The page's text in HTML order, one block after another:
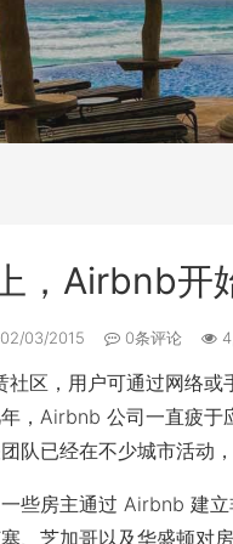
，Airbnb开
03/2015 0条评论
区，用户可通过网络
，Airbnb 公司一直疲
队已经在不少城市活动
些房主通过 Airbnb 建
、芝加哥以及华盛顿对